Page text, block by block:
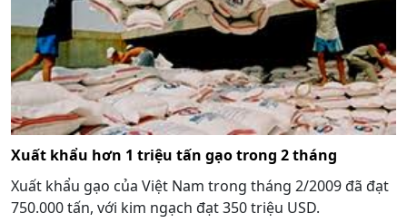
Xuất khẩu hơn 1 triệu tấn gạo trong 2 tháng
Xuất khẩu gạo của Việt Nam trong tháng 2/2009 đã đạt
750.000 tấn, với kim ngạch đạt 350 triệu USD.